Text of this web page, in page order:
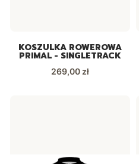
KOSZULKA ROWEROWA
PRIMAL - SINGLETRACK
Cena
269,00 zł